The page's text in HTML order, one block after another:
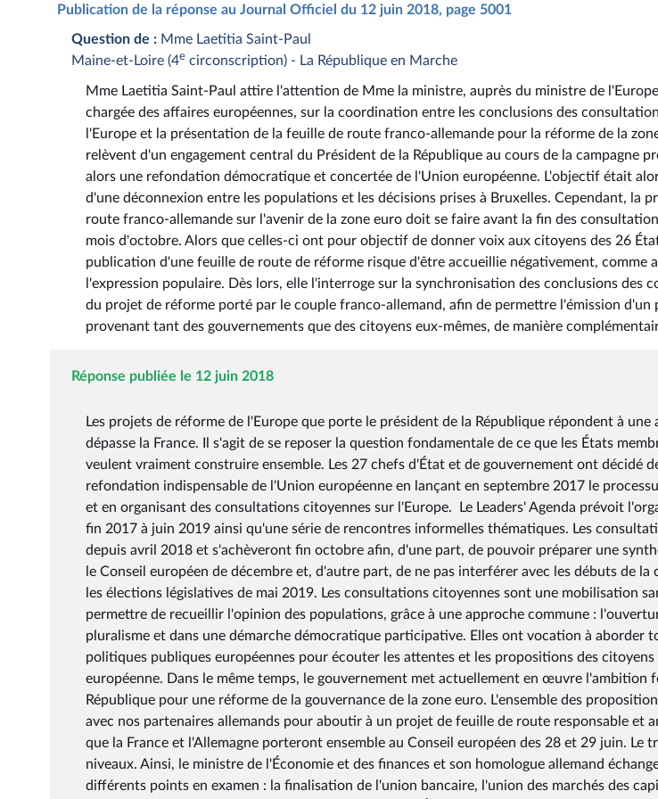
Publication de la réponse au Journal Officiel du 12 juin 2018, page 5001
Question de : Mme Laetitia Saint-Paul
Maine-et-Loire (4e circonscription) - La République en Marche
Mme Laetitia Saint-Paul attire l'attention de Mme la ministre, auprès du ministre de
chargée des affaires européennes, sur la coordination entre les conclusions des
l'Europe et la présentation de la feuille de route franco-allemande pour la réforme de la
relèvent d'un engagement central du Président de la République au cours de la campagne
alors une refondation démocratique et concertée de l'Union européenne. L'objectif était
d'une déconnexion entre les populations et les décisions prises à Bruxelles. Cependant, la
route franco-allemande sur l'avenir de la zone euro doit se faire avant la fin des
mois d'octobre. Alors que celles-ci ont pour objectif de donner voix aux citoyens des 26
publication d'une feuille de route de réforme risque d'être accueillie négativement, comme
l'expression populaire. Dès lors, elle l'interroge sur la synchronisation des conclusions des
du projet de réforme porté par le couple franco-allemand, afin de permettre l'émission d'un
provenant tant des gouvernements que des citoyens eux-mêmes, de manière
Réponse publiée le 12 juin 2018
Les projets de réforme de l'Europe que porte le président de la République répondent à
dépasse la France. Il s'agit de se reposer la question fondamentale de ce que les États
veulent vraiment construire ensemble. Les 27 chefs d'État et de gouvernement ont décidé
refondation indispensable de l'Union européenne en lançant en septembre 2017 le
et en organisant des consultations citoyennes sur l'Europe. Le Leaders' Agenda prévoit
fin 2017 à juin 2019 ainsi qu'une série de rencontres informelles thématiques. Les
depuis avril 2018 et s'achèveront fin octobre afin, d'une part, de pouvoir préparer une
le Conseil européen de décembre et, d'autre part, de ne pas interférer avec les débuts de la
les élections législatives de mai 2019. Les consultations citoyennes sont une mobilisation
permettre de recueillir l'opinion des populations, grâce à une approche commune :
pluralisme et dans une démarche démocratique participative. Elles ont vocation à aborder
politiques publiques européennes pour écouter les attentes et les propositions des
européenne. Dans le même temps, le gouvernement met actuellement en œuvre l'ambition
République pour une réforme de la gouvernance de la zone euro. L'ensemble des
avec nos partenaires allemands pour aboutir à un projet de feuille de route responsable et
que la France et l'Allemagne porteront ensemble au Conseil européen des 28 et 29 juin. Le
niveaux. Ainsi, le ministre de l'Économie et des finances et son homologue allemand
différents points en examen : la finalisation de l'union bancaire, l'union des marchés des